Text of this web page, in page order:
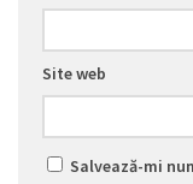
Site web
Salvează-mi